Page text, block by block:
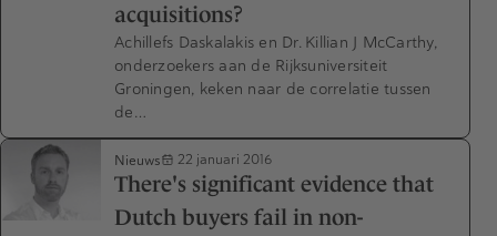
acquisitions?
Achillefs Daskalakis en Dr. Killian J McCarthy,
onderzoekers aan de Rijksuniversiteit
Groningen, keken naar de correlatie tussen
de…
Nieuws 22 januari 2016
There's significant evidence that
Dutch buyers fail in non-